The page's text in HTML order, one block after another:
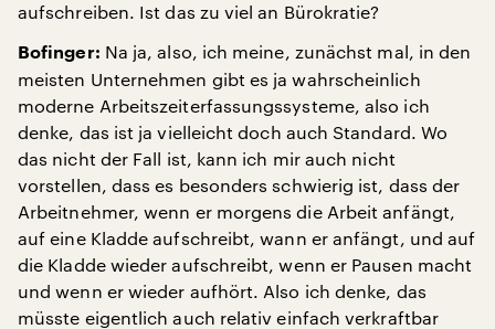
aufschreiben. Ist das zu viel an Bürokratie?
Bofinger: Na ja, also, ich meine, zunächst mal, in den
meisten Unternehmen gibt es ja wahrscheinlich
moderne Arbeitszeiterfassungssysteme, also ich
denke, das ist ja vielleicht doch auch Standard. Wo
das nicht der Fall ist, kann ich mir auch nicht
vorstellen, dass es besonders schwierig ist, dass der
Arbeitnehmer, wenn er morgens die Arbeit anfängt,
auf eine Kladde aufschreibt, wann er anfängt, und auf
die Kladde wieder aufschreibt, wenn er Pausen macht
und wenn er wieder aufhört. Also ich denke, das
müsste eigentlich auch relativ einfach verkraftbar